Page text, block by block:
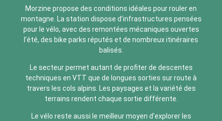
Morzine propose des conditions idéales pour rouler en
montagne. La station dispose d’infrastructures pensées
pour le vélo, avec des remontées mécaniques ouvertes
l’été, des bike parks réputés et de nombreux itinéraires
balisés.
Le secteur permet autant de profiter de descentes
techniques en VTT que de longues sorties sur route à
travers les cols alpins. Les paysages et la variété des
terrains rendent chaque sortie différente.
Le vélo reste aussi le meilleur moyen d’explorer les